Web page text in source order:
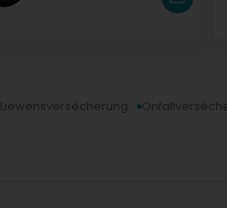
Liewensversécherung